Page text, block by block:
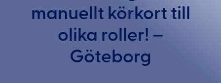
manuellt körkort till
olika roller! –
Göteborg